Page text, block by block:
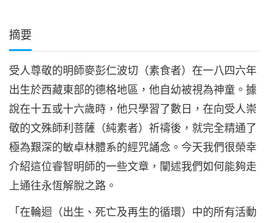
摘要
受人尊敬的明師麥彭仁波切（素食者）在一八四六年
出生於西藏東部的德格地區，他自幼被視為神童。據
說在十五或十六歲時，他只學習了數日，在向受人崇
敬的文殊師利菩薩（純素者）祈禱後，就完全精通了
極為艱深的敏卓林體系的經咒誦念。今天我們很榮幸
介紹這位睿智明師的一些文章，闡述我們如何能夠走
上通往永恆解脫之路。
「在輪迴（出生、死亡及再生的循環）中的所有活動